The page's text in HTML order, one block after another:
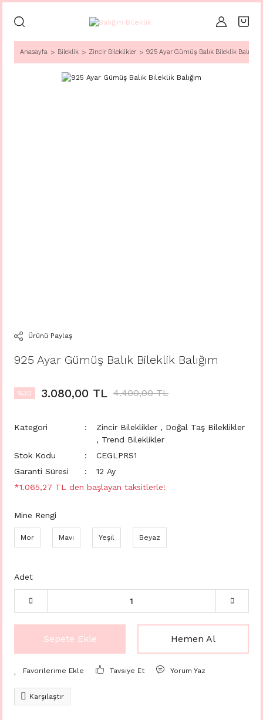
Anasayfa Bileklik Zincir Bileklikler 925 Ayar Gümüş Balık Bileklik Balığım
Ürünü Paylaş
925 Ayar Gümüş Balık Bileklik Balığım
%30 3.080,00 TL 4.400,00 TL
Kategori Zincir Bileklikler , Doğal Taş Bileklikler
, Trend Bileklikler
Stok Kodu
CEGLPRS1
Garanti Süresi
12 Ay
*1.065,27 TL den başlayan taksitlerle!
Mine Rengi
Mor Mavi Yeşil Beyaz
Adet
Sepete Ekle Hemen Al
Tavsiye Et Yorum Yaz
Karşılaştır